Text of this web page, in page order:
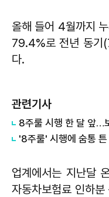
올해 들어 4월까지
79.4%로 전년 동기
다.
관련기사
8주룰 시행 한 달 앞…
'8주룰' 시행에 숨통
업계에서는 지난달
자동차보험료 인하